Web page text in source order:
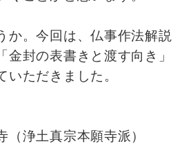
か。今回は、仏事作法解説
金封の表書きと渡す向き」
いただきました。
浄土真宗本願寺派）